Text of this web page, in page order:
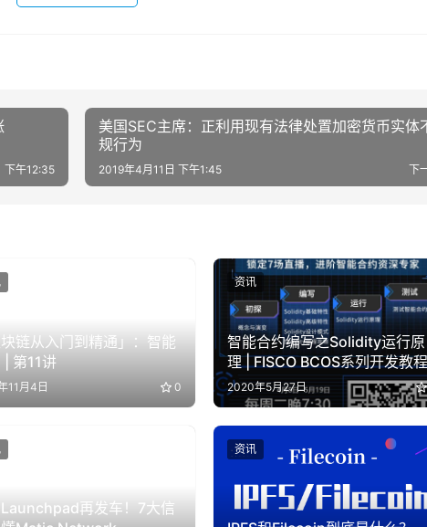
下午12:35
美国SEC主席：正利用现有法律处置加密货币实体
规行为
下
2019年4月11日 下午1:45
块链从入门到精通」：智能
| 第11讲
11月4日 0
智能合约编写之Solidity运行原
理 | FISCO BCOS系列开发教程
2020年5月27日
资讯
再发车！7大信
资讯